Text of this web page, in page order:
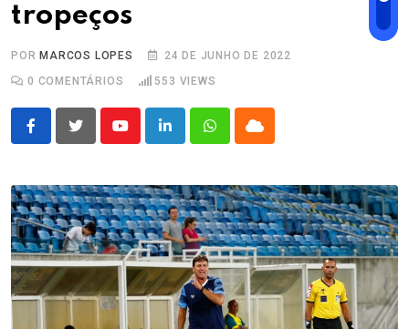
tropeços
PORMARCOS LOPES
24 DE JUNHO DE 2022
0 COMENTÁRIOS 553 VIEWS
YoutubeLinkedInWhatsappCloud